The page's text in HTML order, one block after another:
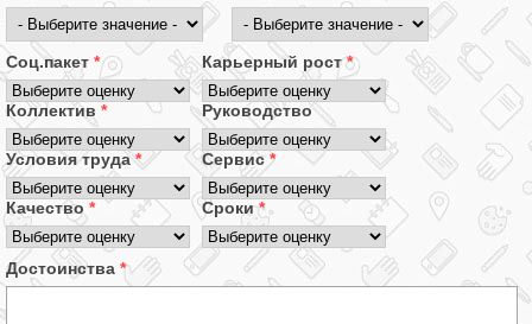
Соц.пакет * Карьерный рост*
Коллектив * Руководство
Условия труда * Сервис*
Качество * Сроки*
Достоинства *